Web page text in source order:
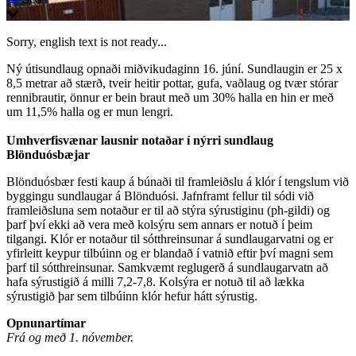
Sorry, english text is not ready...
Ný útisundlaug opnaði miðvikudaginn 16. júní. Sundlaugin er 25 x
8,5 metrar að stærð, tveir heitir pottar, gufa, vaðlaug og tvær stórar
rennibrautir, önnurer bein braut með um 30% halla en hin er með
um 11,5% halla og er mun lengri.
Umhverfisvænar lausnir notaðar í nýrri sundlaug
Blönduósbæjar
Blönduósbær festi kaup á búnaði til framleiðslu á klór í tengslum við
byggingu sundlaugar á Blönduósi. Jafnframt fellur til sódi við
framleiðsluna sem notaður er til að stýra sýrustiginu (ph-gildi) og
þarf því ekki að vera með kolsýru sem annars er notuð í þeim
tilgangi. Klór er notaður til sótthreinsunar á sundlaugarvatni og er
yfirleitt keypur tilbúinn og er blandað í vatnið eftir því magni sem
þarf til sótthreinsunar. Samkvæmt reglugerð á sundlaugarvatn að
hafa sýrustigið á milli 7,2-7,8. Kolsýra er notuð til að lækka
sýrustigið þar sem tilbúinn klór hefur hátt sýrustig.
Opnunartímar
Frá og með 1. nóvember.